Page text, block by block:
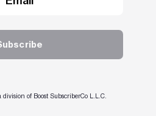
of Boost SubscriberCo L.L.C.